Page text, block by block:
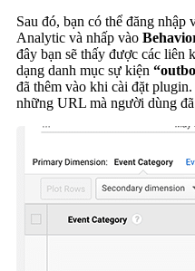
Sau đó, bạn có thể đăng nhập
Analytic và nhấp vào
đây bạn sẽ thấy được các liên
dạng danh mục sự kiện
đã thêm vào khi cài đặt
những URL mà người dùng